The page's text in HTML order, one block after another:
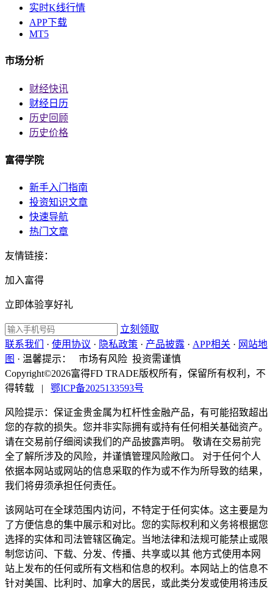
实时K线行情
APP下载
MT5
市场分析
财经快讯
财经日历
历史回顾
历史价格
富得学院
新手入门指南
投资知识文章
快速导航
热门文章
友情链接：
加入富得
立即体验享好礼
立刻领取
联系我们
· 使用协议 · 隐私政策 · 产品披露 · APP相关 · 网站地
图 · 温馨提示：
市场有风险 投资需谨慎
Copyright©2026富得FD TRADE版权所有，保留所有权利，不
得转载
| 鄂ICP备2025133593号
风险提示：保证金贵金属为杠杆性金融产品，有可能招致超出
您的存款的损失。您并非实际拥有或持有任何相关基础资产。
请在交易前仔细阅读我们的产品披露声明。 敬请在交易前完
全了解所涉及的风险，并谨慎管理风险敞口。 对于任何个人
依据本网站或网站的信息采取的作为或不作为所导致的结果，
我们将毋须承担任何责任。
该网站可在全球范围内访问，不特定于任何实体。这主要是为
了方便信息的集中展示和对比。您的实际权利和义务将根据您
选择的实体和司法管辖区确定。当地法律和法规可能禁止或限
制您访问、下载、分发、传播、共享或以其 他方式使用本网
站上发布的任何或所有文档和信息的权利。本网站上的信息不
针对美国、比利时、加拿大的居民，或此类分发或使用将违反